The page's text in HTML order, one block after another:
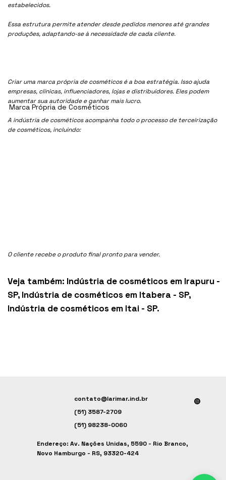
estabelecidos.
Essa estrutura permite atender desde pedidos menores até grandes
produções, adaptando-se à necessidade de cada cliente.
Criar uma marca própria de cosméticos é a boa estratégia. Isso ajuda
empresas, clínicas, influenciadores, lojas e distribuidores. Eles podem
aumentar sua autoridade e ganhar mais lucro.
A indústria de cosméticos acompanha todo o processo de terceirização
de cosméticos, incluindo:
O cliente recebe o produto final pronto para vender.
Veja também: Indústria de cosméticos em Irapuru -
SP, Indústria de cosméticos em Itabera - SP,
Indústria de cosméticos em Itai - SP.
Marca Própria de Cosméticos
contato@larimar.ind.br
(51) 3587-2709
(51) 98238-0060
Endereço: Av. Nações Unidas, 5590 - Rio Branco,
Novo Hamburgo - RS, 93320-424